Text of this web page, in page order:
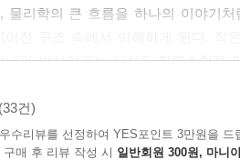
물리학의 큰 흐름을 하나의 이야기
나의 방식이라는 사실도 자연스럽게
(33건)
수리뷰를 선정하여 YES포인트 3만원을 드
매 후 리뷰 작성 시 일반회원 300원, 마니